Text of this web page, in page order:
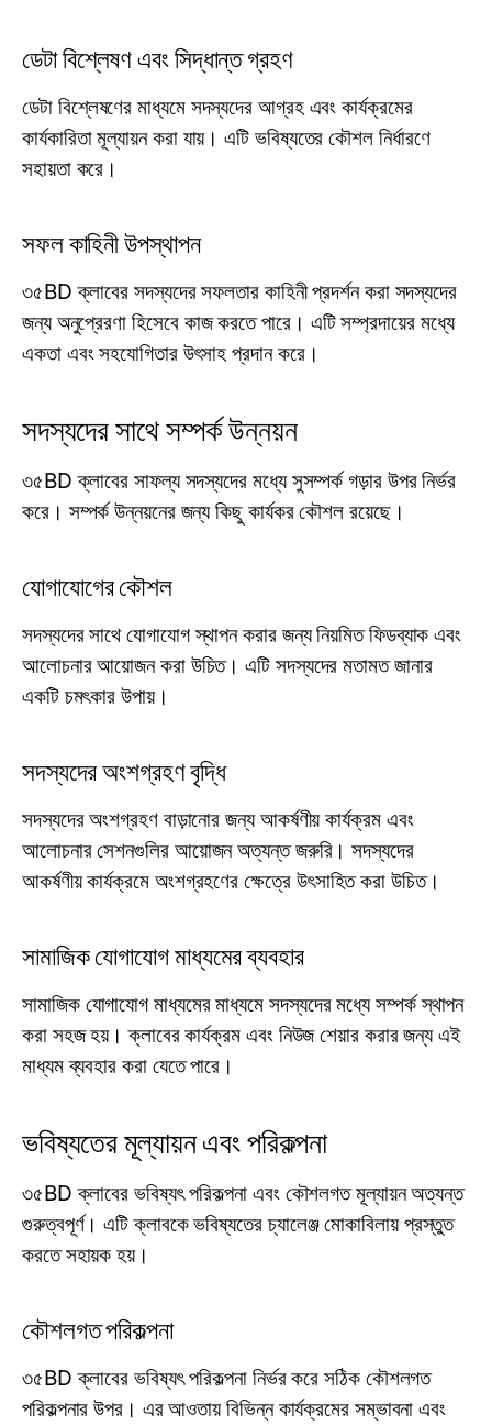
ডেটা বিশ্লেষণ এবং সিদ্ধান্ত গ্রহণ
ডেটা বিশ্লেষণের মাধ্যমে সদস্যদের আগ্রহ এবং কার্যক্রমের
কার্যকারিতা মূল্যায়ন করা যায়। এটি ভবিষ্যতের কৌশল নির্ধারণে
সহায়তা করে।
সফল কাহিনী উপস্থাপন
৩৫BD ক্লাবের সদস্যদের সফলতার কাহিনী প্রদর্শন করা সদস্যদের
জন্য অনুপ্রেরণা হিসেবে কাজ করতে পারে। এটি সম্প্রদায়ের মধ্যে
একতা এবং সহযোগিতার উৎসাহ প্রদান করে।
সদস্যদের সাথে সম্পর্ক উন্নয়ন
৩৫BD ক্লাবের সাফল্য সদস্যদের মধ্যে সুসম্পর্ক গড়ার উপর নির্ভর
করে। সম্পর্ক উন্নয়নের জন্য কিছু কার্যকর কৌশল রয়েছে।
যোগাযোগের কৌশল
সদস্যদের সাথে যোগাযোগ স্থাপন করার জন্য নিয়মিত ফিডব্যাক এবং
আলোচনার আয়োজন করা উচিত। এটি সদস্যদের মতামত জানার
একটি চমৎকার উপায়।
সদস্যদের অংশগ্রহণ বৃদ্ধি
সদস্যদের অংশগ্রহণ বাড়ানোর জন্য আকর্ষণীয় কার্যক্রম এবং
আলোচনার সেশনগুলির আয়োজন অত্যন্ত জরুরি। সদস্যদের
আকর্ষণীয় কার্যক্রমে অংশগ্রহণের ক্ষেত্রে উৎসাহিত করা উচিত।
সামাজিক যোগাযোগ মাধ্যমের ব্যবহার
সামাজিক যোগাযোগ মাধ্যমের মাধ্যমে সদস্যদের মধ্যে সম্পর্ক স্থাপন
করা সহজ হয়। ক্লাবের কার্যক্রম এবং নিউজ শেয়ার করার জন্য এই
মাধ্যম ব্যবহার করা যেতে পারে।
ভবিষ্যতের মূল্যায়ন এবং পরিকল্পনা
৩৫BD ক্লাবের ভবিষ্যৎ পরিকল্পনা এবং কৌশলগত মূল্যায়ন অত্যন্ত
গুরুত্বপূর্ণ। এটি ক্লাবকে ভবিষ্যতের চ্যালেঞ্জ মোকাবিলায় প্রস্তুত
করতে সহায়ক হয়।
কৌশলগত পরিকল্পনা
৩৫BD ক্লাবের ভবিষ্যৎ পরিকল্পনা নির্ভর করে সঠিক কৌশলগত
পরিকল্পনার উপর। এর আওতায় বিভিন্ন কার্যক্রমের সম্ভাবনা এবং